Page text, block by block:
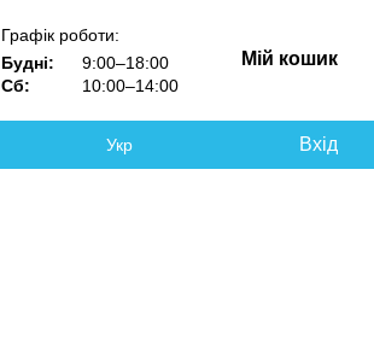
Графік роботи:
Будні:
9:00–18:00
Сб:
10:00–14:00
Мій кошик
Укр Вхід